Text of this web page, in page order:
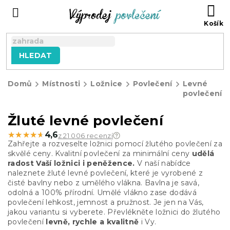
HLEDAT
Domů Místnosti Ložnice Povlečení
Levné
povlečení
Žluté levné povlečení
★★★★★
★★★★★ 4,6z 21 006 recenzí
Zahřejte a rozveselte ložnici pomocí žlutého povlečení za
skvělé ceny. Kvalitní povlečení za minimální ceny udělá
radost Vaší ložnici i peněžence. V naší nabídce
naleznete žluté levné povlečení, které je vyrobené z
čisté bavlny nebo z umělého vlákna. Bavlna je savá,
odolná a 100% přírodní. Umělé vlákno zase dodává
povlečení lehkost, jemnost a pružnost. Je jen na Vás,
jakou variantu si vyberete. Převlékněte ložnici do žlutého
povlečení levně, rychle a kvalitně i Vy.